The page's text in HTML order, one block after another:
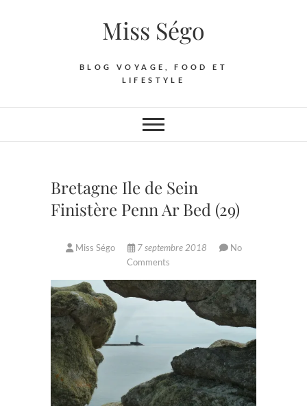
Miss Ségo
BLOG VOYAGE, FOOD ET
LIFESTYLE
Bretagne Ile de Sein
Finistère Penn Ar Bed (29)
Miss Ségo 7 septembre 2018
No
Comments